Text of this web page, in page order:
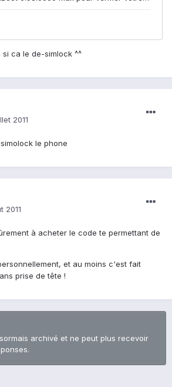
ca le de-simlock ^^
2011
le phone
2011
à acheter le code te permettant de
et au moins c'est fait
prise de tête !
archivé et ne peut plus recevoir